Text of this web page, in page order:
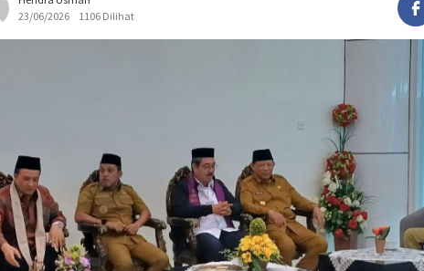
23/06/2026
1106 Dilihat